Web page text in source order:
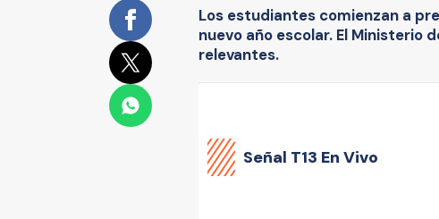
Los estudiantes comienzan a
nuevo año escolar. El Ministerio
relevantes.
Señal T13 En Vivo